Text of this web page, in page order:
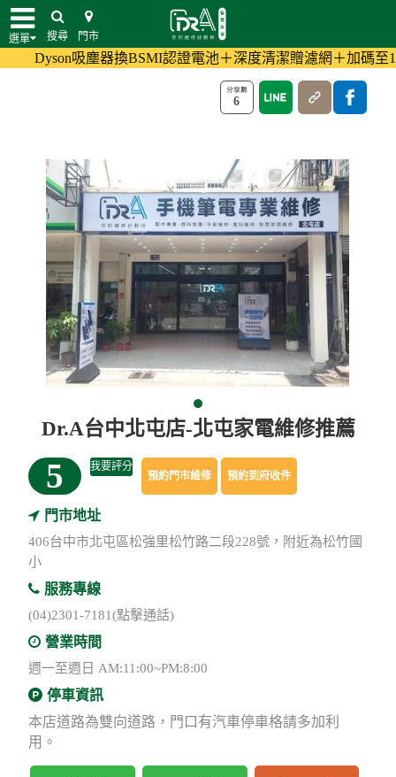
選單 搜尋 門市
吸塵器換BSMI認證電池＋深度清潔贈濾網＋加碼至180天保
首頁> 維修門市 中部Dr.A維修門市
北屯家電維修推薦
6
Dr.A台中北屯店-北屯家電維修推薦
5 我要評分
預約門市維修 預約到府收件
門市地址
406台中市北屯區松強里松竹路二段228號，附近為松竹國
小
服務專線
(04)2301-7181(點擊通話)
營業時間
週一至週日 AM:11:00~PM:8:00
停車資訊
本店道路為雙向道路，門口有汽車停車格請多加利
用。